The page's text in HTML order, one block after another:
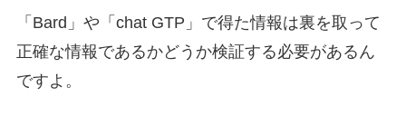
「Bard」や「chat GTP」で得た情報は裏を取って
正確な情報であるかどうか検証する必要があるん
ですよ。